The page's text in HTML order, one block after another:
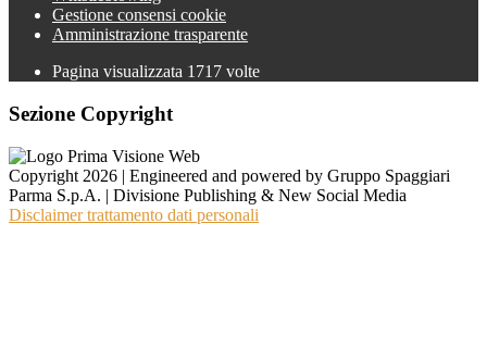
Gestione consensi cookie
Amministrazione trasparente
Pagina visualizzata 1717 volte
Sezione Copyright
Copyright 2026 | Engineered and powered by Gruppo Spaggiari
Parma S.p.A. | Divisione Publishing & New Social Media
Disclaimer trattamento dati personali